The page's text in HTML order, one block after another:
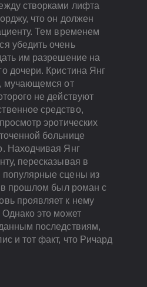
створками лифта
что он должен
Тем временем
убедить очень
им разрешение на
дочери. Кристина Янг
мучающемся от
не действуют
средство,
эротических
больнице
Находчивая Янг
пересказывая в
популярные сцены из
в прошлом был роман с
проявляет к нему
Однако это может
последствиям,
и тот факт, что Ричард